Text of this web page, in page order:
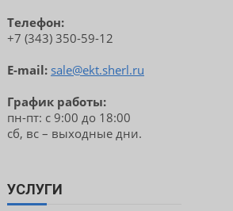
Телефон:
+7 (343) 350-59-12
E-mail: sale@ekt.sherl.ru
График работы:
пн-пт: с 9:00 до 18:00
сб, вс – выходные дни.
УСЛУГИ